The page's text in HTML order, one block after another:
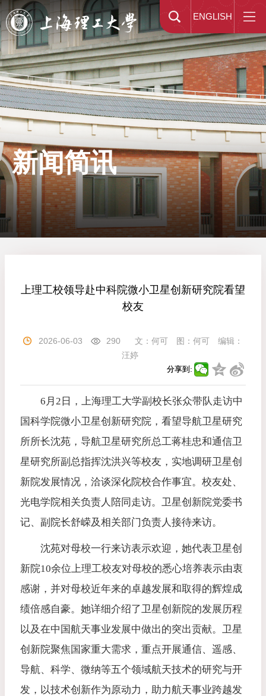
ENGLISH
新闻简讯
上理工校领导赴中科院微小卫星创新研究院看望
校友
2026-06-03 290 文： 何可 图： 何可
编辑：
汪婷
分享到:
6月2日，上海理工大学副校长张众带队走访中
国科学院微小卫星创新研究院，看望导航卫星研究
所所长沈苑，导航卫星研究所总工蒋桂忠和通信卫
星研究所副总指挥沈洪兴等校友，实地调研卫星创
新院发展情况，洽谈深化院校合作事宜。校友处、
光电学院相关负责人陪同走访。卫星创新院党委书
记、副院长舒嵘及相关部门负责人接待来访。
沈苑对母校一行来访表示欢迎，她代表卫星创
新院10余位上理工校友对母校的悉心培养表示由衷
感谢，并对母校近年来的卓越发展和取得的辉煌成
绩倍感自豪。她详细介绍了卫星创新院的发展历程
以及在中国航天事业发展中做出的突出贡献。卫星
创新院聚焦国家重大需求，重点开展通信、遥感、
导航、科学、微纳等五个领域航天技术的研究与开
发，以技术创新作为原动力，助力航天事业跨越发